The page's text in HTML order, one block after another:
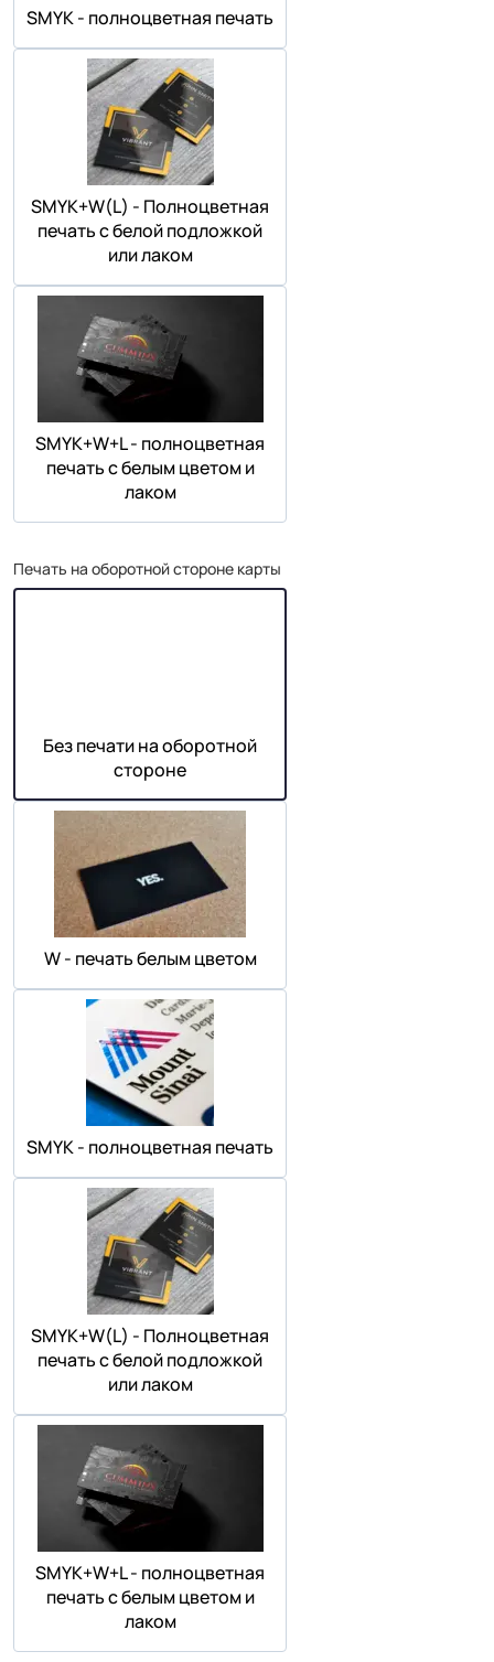
SMYK - полноцветная печать
SMYK+W(L) - Полноцветная
печать с белой подложкой
или лаком
SMYK+W+L - полноцветная
печать с белым цветом и
лаком
Печать на оборотной стороне карты
Без печати на оборотной
стороне
W - печать белым цветом
SMYK - полноцветная печать
SMYK+W(L) - Полноцветная
печать с белой подложкой
или лаком
SMYK+W+L - полноцветная
печать с белым цветом и
лаком